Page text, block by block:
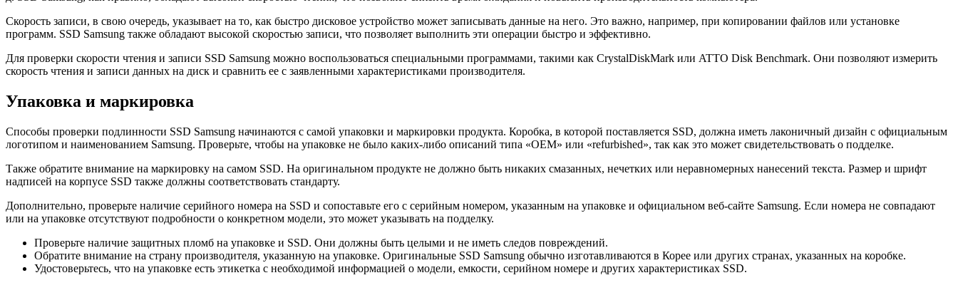
Скорость записи, в свою очередь, указывает на то, как быстро дисковое устройство может записывать данные на него. Это важно, например, при копировании файлов или установке
программ. SSD Samsung также обладают высокой скоростью записи, что позволяет выполнить эти операции быстро и эффективно.
Для проверки скорости чтения и записи SSD Samsung можно воспользоваться специальными программами, такими как CrystalDiskMark или ATTO Disk Benchmark. Они позволяют измерить
скорость чтения и записи данных на диск и сравнить ее с заявленными характеристиками производителя.
Упаковка и маркировка
Способы проверки подлинности SSD Samsung начинаются с самой упаковки и маркировки продукта. Коробка, в которой поставляется SSD, должна иметь лаконичный дизайн с официальным
логотипом и наименованием Samsung. Проверьте, чтобы на упаковке не было каких-либо описаний типа «OEM» или «refurbished», так как это может свидетельствовать о подделке.
Также обратите внимание на маркировку на самом SSD. На оригинальном продукте не должно быть никаких смазанных, нечетких или неравномерных нанесений текста. Размер и шрифт
надписей на корпусе SSD также должны соответствовать стандарту.
Дополнительно, проверьте наличие серийного номера на SSD и сопоставьте его с серийным номером, указанным на упаковке и официальном веб-сайте Samsung. Если номера не совпадают
или на упаковке отсутствуют подробности о конкретном модели, это может указывать на подделку.
Проверьте наличие защитных пломб на упаковке и SSD. Они должны быть целыми и не иметь следов повреждений.
Обратите внимание на страну производителя, указанную на упаковке. Оригинальные SSD Samsung обычно изготавливаются в Корее или других странах, указанных на коробке.
Удостоверьтесь, что на упаковке есть этикетка с необходимой информацией о модели, емкости, серийном номере и других характеристиках SSD.